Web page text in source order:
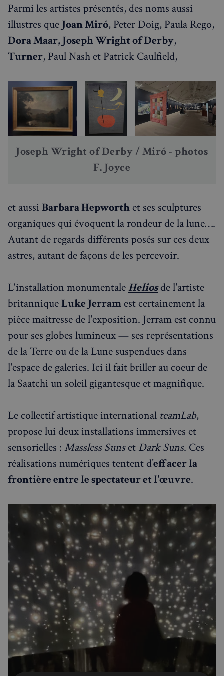
Parmi les artistes présentés, des noms aussi
illustres que Joan Miró, Peter Doig, Paula Rego,
Dora Maar, Joseph Wright of Derby,
Turner, Paul Nash et Patrick Caulfield,
Joseph Wright of Derby / Miró - photos
F. Joyce
et aussiBarbara Hepworth et ses sculptures
organiques qui évoquent la rondeur de la lune….
Autant de regards différents posés sur ces deux
astres, autant de façons de les percevoir.
L'installation monumentaleHeliosde l'artiste
britanniqueLuke Jerram est certainement la
pièce maîtresse de l'exposition. Jerram est connu
pour ses globes lumineux — ses représentations
de la Terre ou de la Lune suspendues dans
l'espace de galeries. Ici il fait briller au coeur de
la Saatchi un soleil gigantesque et magnifique.
Le collectif artistique international teamLab,
propose lui deux installations immersives et
sensorielles : Massless Sunset Dark Suns. Ces
réalisations numériques tentent d’effacer la
frontière entre le spectateur et l'œuvre.